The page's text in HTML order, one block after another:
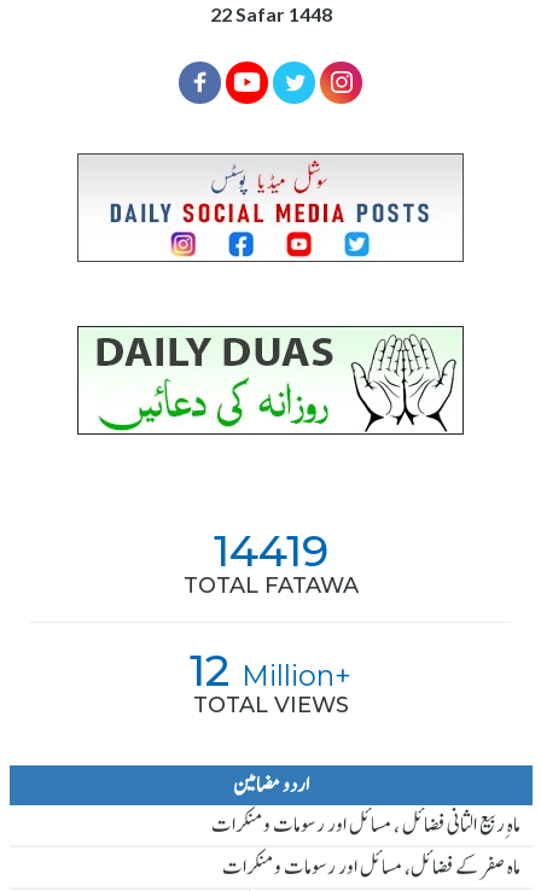
22 Safar 1448
14419
TOTAL FATAWA
12 Million+
TOTAL VIEWS
اردو مضامین
ماہ ِربیع الثانی فضائل ، مسائل اور رسومات و منکرات
ماہ صفر کے فضائل، مسائل اور رسومات و منکرات